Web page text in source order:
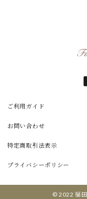
ご利用ガイド
お問い合わせ
特定商取引法表示
プライバシーポリシー
© 2022 福